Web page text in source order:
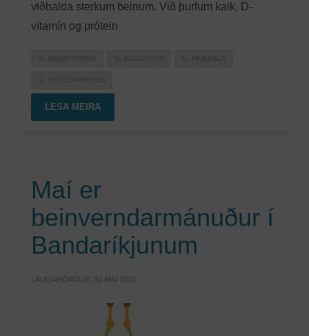
viðhalda sterkum beinum. Við þurfum kalk, D-
vítamín og prótein
LESA MEIRA
Maí er
beinverndarmánuður í
Bandaríkjunum
LAUGARDAGUR, 30 MAÍ 2015